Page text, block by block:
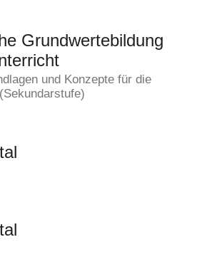
Grundwertebildung
und Konzepte für die